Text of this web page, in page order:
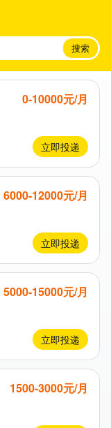
搜索
0​-1​0​0​0​0​元/月
立即投递
6​0​0​0​-1​2​0​0​0​元/月
立即投递
5​0​0​0​-1​5​0​0​0​元/月
立即投递
1​5​0​0​-3​0​0​0​元/月